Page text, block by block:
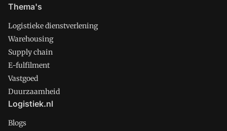
Thema's
Logistieke dienstverlening
Warehousing
Supply chain
E-fulfilment
Vastgoed
Duurzaamheid
Logistiek.nl
Blogs